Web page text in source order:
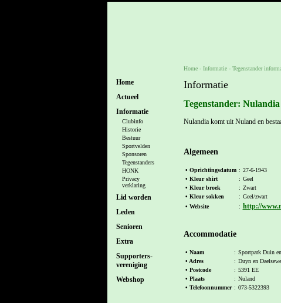
Home
Actueel
Informatie
Clubinfo
Historie
Bestuur
Sportvelden
Sponsoren
Tegenstanders
HONK
Privacy
verklaring
Lid worden
Leden
Senioren
Extra
Supporters-
vereniging
Webshop
Home- Informatie - Tegenstander
Informatie
Tegenstander: Nulandia
Nulandia komt uit Nuland en
Algemeen
• Oprichtingsdatum : 27-6-1943
• Kleur shirt
: Geel
• Kleur broek
: Zwart
• Kleur sokken
: Geel/zwart
• Website
: http://
Accommodatie
• Naam : Sportpark Duin
• Adres
: Duyn en
• Postcode
: 5391 EE
• Plaats
: Nuland
• Telefoonnummer : 073-5322393